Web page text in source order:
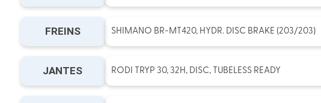
FREINS SHIMANO BR-MT420, HYDR. DISC BRAKE (203/203)
JANTES RODI TRYP 30, 32H, DISC, TUBELESS READY